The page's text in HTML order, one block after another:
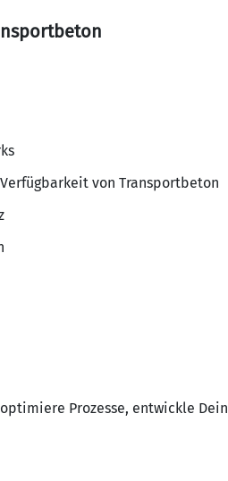
von Transportbeton
Prozesse, entwickle Dein